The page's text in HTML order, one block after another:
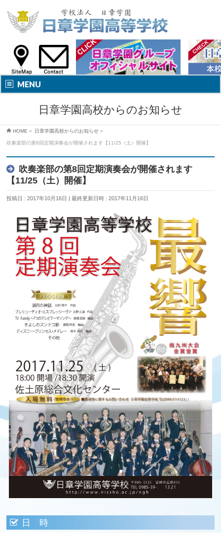
MENU
日章学園高校からのお知らせ
HOME » 日章学園高校からのお知らせ »
吹奏楽部の第8回定期演奏会が開催されます【11/25（土）開催】
吹奏楽部の第8回定期演奏会が開催されます
【11/25（土）開催】
投稿日 : 2017年10月16日 最終更新日時 : 2017年11月16日
日 時